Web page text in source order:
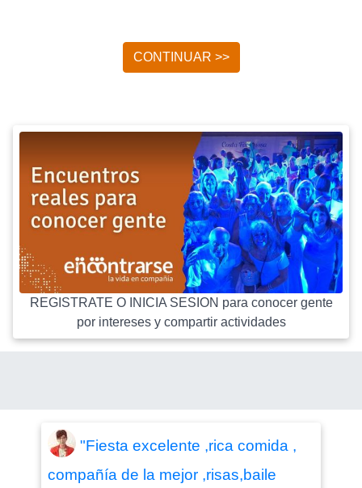
CONTINUAR >>
REGISTRATE O INICIA SESION para conocer gente
por intereses y compartir actividades
"Fiesta excelente ,rica comida ,
compañía de la mejor ,risas,baile